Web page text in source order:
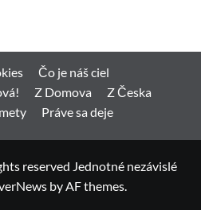
Čo je náš ciel
Z Domova
Z Česka
Práve sa deje
reserved Jednotné nezávislé
by AF themes.